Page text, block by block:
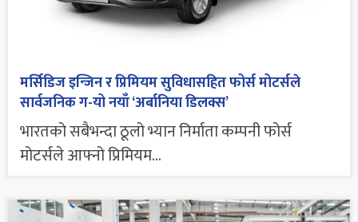
मर्सिडिज इन्जिन र प्रिमियम सुविधासहित फोर्स मोटर्सले
सार्वजनिक ग-यो नयाँ ‘अर्बानिया डिलक्स’
भारतको सबैभन्दा ठूलो भ्यान निर्माता कम्पनी फोर्स
मोटर्सले आफ्नो प्रिमियम...